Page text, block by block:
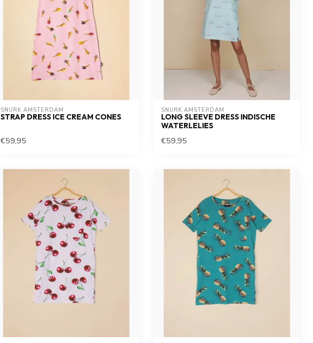
SNURK AMSTERDAM
STRAP DRESS ICE CREAM CONES
€59,95
SNURK AMSTERDAM
LONG SLEEVE DRESS INDISCHE
WATERLELIES
€59,95